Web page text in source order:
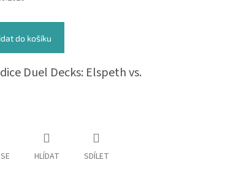
do košíku
Duel Decks: Elspeth vs.
HLÍDAT SDÍLET